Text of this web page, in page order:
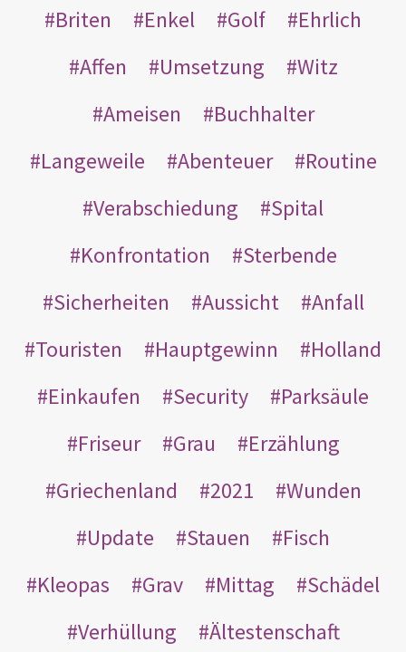
Briten
Enkel Golf
Ehrlich
Affen
Umsetzung
Witz
Ameisen
Buchhalter
Langeweile
Abenteuer
Routine
Verabschiedung
Spital
Konfrontation
Sterbende
Sicherheiten
Aussicht
Anfall
Touristen
Hauptgewinn
Holland
Einkaufen
Security
Parksäule
Friseur
Grau
Erzählung
Griechenland
2021
Wunden
Update
Stauen
Fisch
Kleopas
Grav Mittag
Schädel
Verhüllung
Ältestenschaft